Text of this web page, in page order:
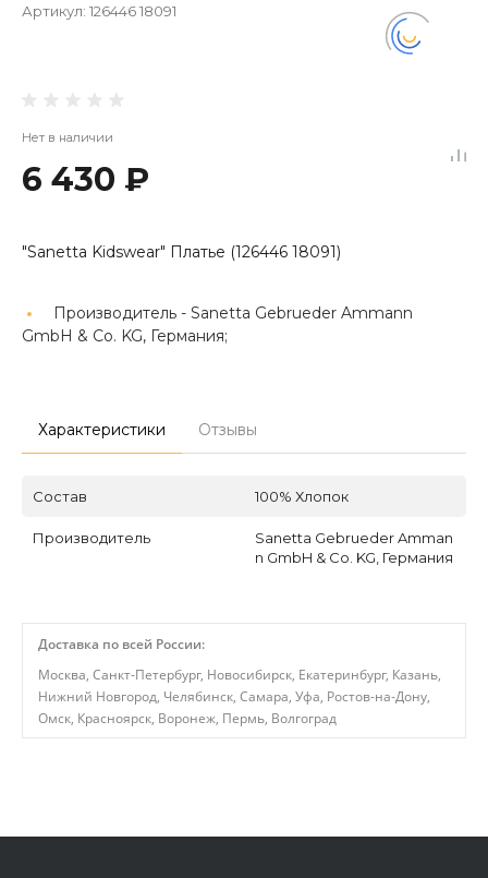
Артикул: 126446 18091
Нет в наличии
6 430 ₽
"Sanetta Kidswear" Платье (126446 18091)
Производитель - Sanetta Gebrueder Ammann
GmbH & Co. KG, Германия;
Характеристики Отзывы
Состав 100% Хлопок
Производитель
Sanetta Gebrueder Amman
n GmbH & Co. KG, Германия
Доставка по всей России:
Москва, Санкт-Петербург, Новосибирск, Екатеринбург, Казань,
Нижний Новгород, Челябинск, Самара, Уфа, Ростов-на-Дону,
Омск, Красноярск, Воронеж, Пермь, Волгоград